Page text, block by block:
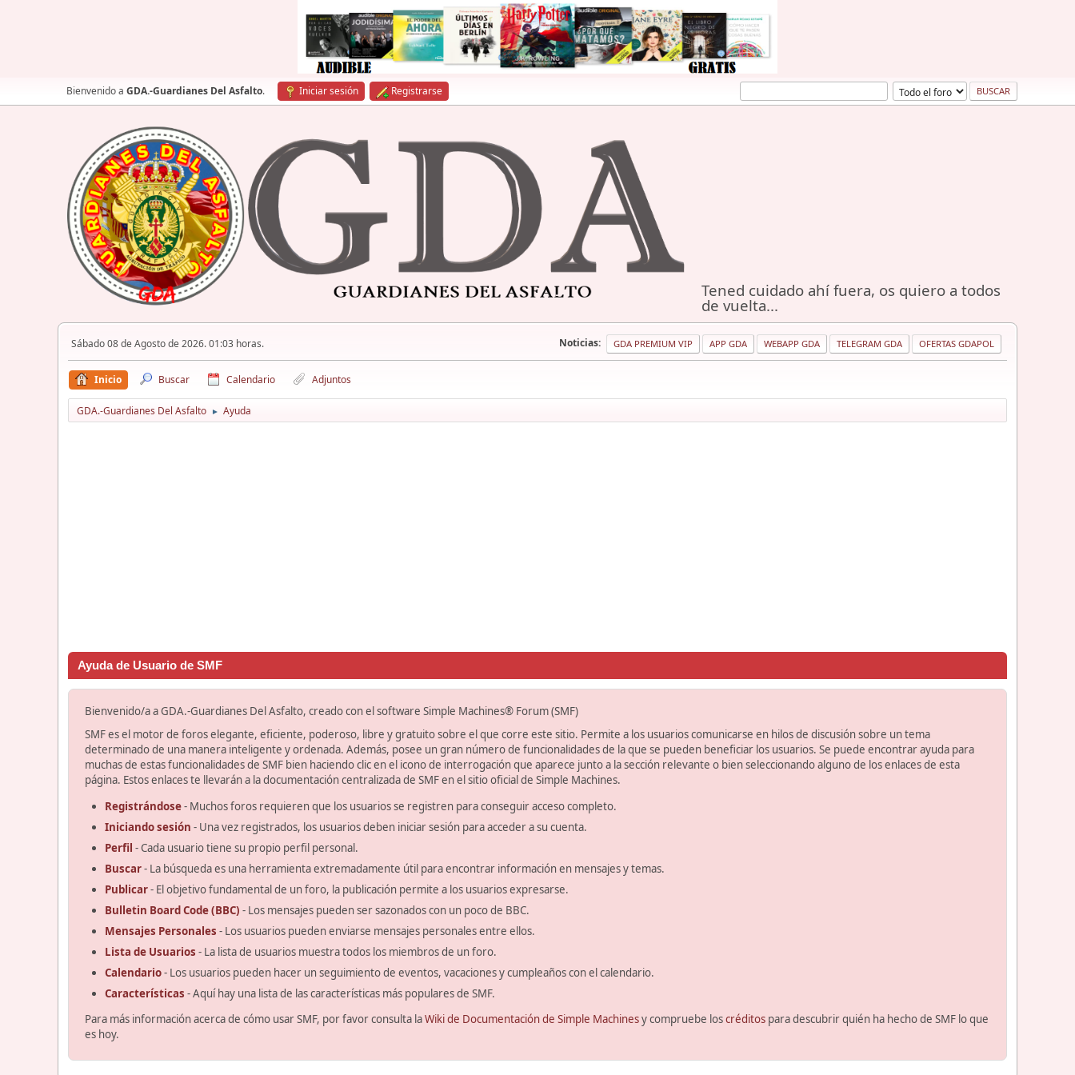
Bienvenido a GDA.-Guardianes Del Asfalto. Iniciar sesión Registrarse
Tened cuidado ahí fuera, os quiero a todos
de vuelta...
Sábado 08 de Agosto de 2026. 01:03 horas. Noticias: GDA PREMIUM VIP APP GDA WEBAPP GDA TELEGRAM GDA OFERTAS GDAPOL
Inicio Buscar Calendario Adjuntos
GDA.-Guardianes Del Asfalto ► Ayuda
Ayuda de Usuario de SMF
Bienvenido/a a GDA.-Guardianes Del Asfalto, creado con el software Simple Machines® Forum (SMF)
SMF es el motor de foros elegante, eficiente, poderoso, libre y gratuito sobre el que corre este sitio. Permite a los usuarios comunicarse en hilos de discusión sobre un tema
determinado de una manera inteligente y ordenada. Además, posee un gran número de funcionalidades de la que se pueden beneficiar los usuarios. Se puede encontrar ayuda para
muchas de estas funcionalidades de SMF bien haciendo clic en el icono de interrogación que aparece junto a la sección relevante o bien seleccionando alguno de los enlaces de esta
página. Estos enlaces te llevarán a la documentación centralizada de SMF en el sitio oficial de Simple Machines.
Registrándose- Muchos foros requieren que los usuarios se registren para conseguir acceso completo.
Iniciando sesión - Una vez registrados, los usuarios deben iniciar sesión para acceder a su cuenta.
Perfil - Cada usuario tiene su propio perfil personal.
Buscar- La búsqueda es una herramienta extremadamente útil para encontrar información en mensajes y temas.
Publicar- El objetivo fundamental de un foro, la publicación permite a los usuarios expresarse.
Bulletin Board Code (BBC) - Los mensajes pueden ser sazonados con un poco de BBC.
Mensajes Personales - Los usuarios pueden enviarse mensajes personales entre ellos.
Lista de Usuarios - La lista de usuarios muestra todos los miembros de un foro.
Calendario- Los usuarios pueden hacer un seguimiento de eventos, vacaciones y cumpleaños con el calendario.
Características - Aquí hay una lista de las características más populares de SMF.
Para más información acerca de cómo usar SMF, por favor consulta laWiki de Documentación de Simple Machinesy compruebe loscréditos para descubrir quién ha hecho de SMF lo que
es hoy.